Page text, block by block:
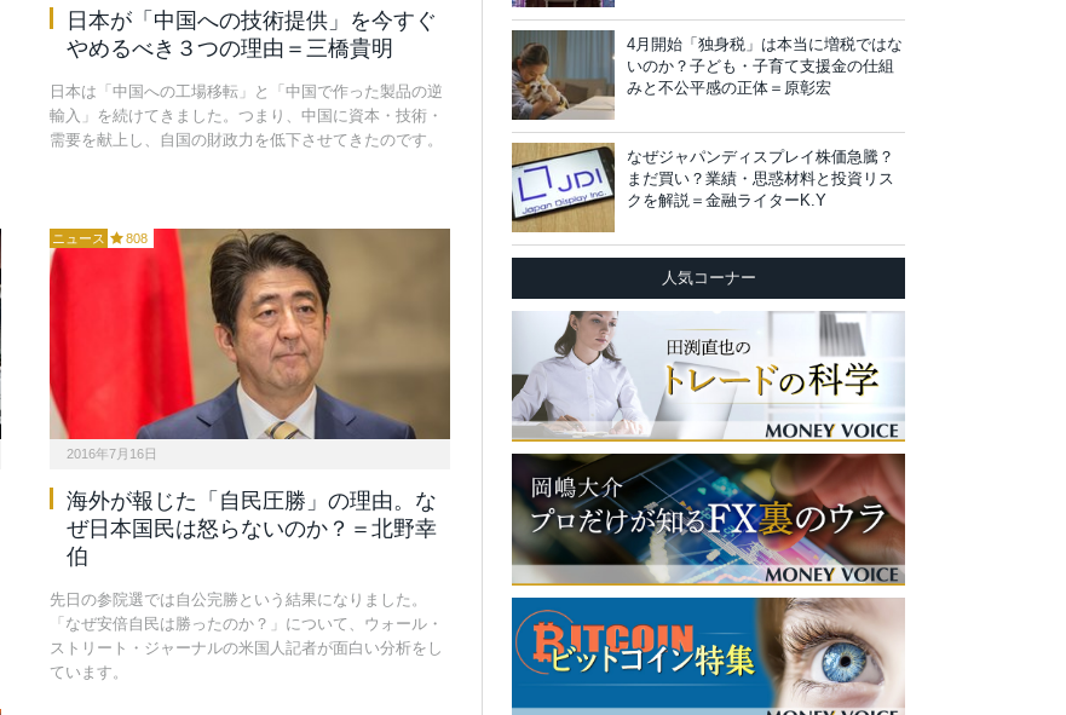
日本が「中国への技術提供」を今すぐ
やめるべき３つの理由＝三橋貴明
日本は「中国への工場移転」と「中国で作った製品の逆
輸入」を続けてきました。つまり、中国に資本・技術・
需要を献上し、自国の財政力を低下させてきたのです。
ニュース 808
2016年7月16日
海外が報じた「自民圧勝」の理由。な
ぜ日本国民は怒らないのか？＝北野幸
伯
先日の参院選では自公完勝という結果になりました。
「なぜ安倍自民は勝ったのか？」について、ウォール・
ストリート・ジャーナルの米国人記者が面白い分析をし
ています。
4月開始「独身税」は本当に増税ではな
いのか？子ども・子育て支援金の仕組
みと不公平感の正体＝原彰宏
なぜジャパンディスプレイ株価急騰？
まだ買い？業績・思惑材料と投資リス
クを解説＝金融ライターK.Y
人気コーナー